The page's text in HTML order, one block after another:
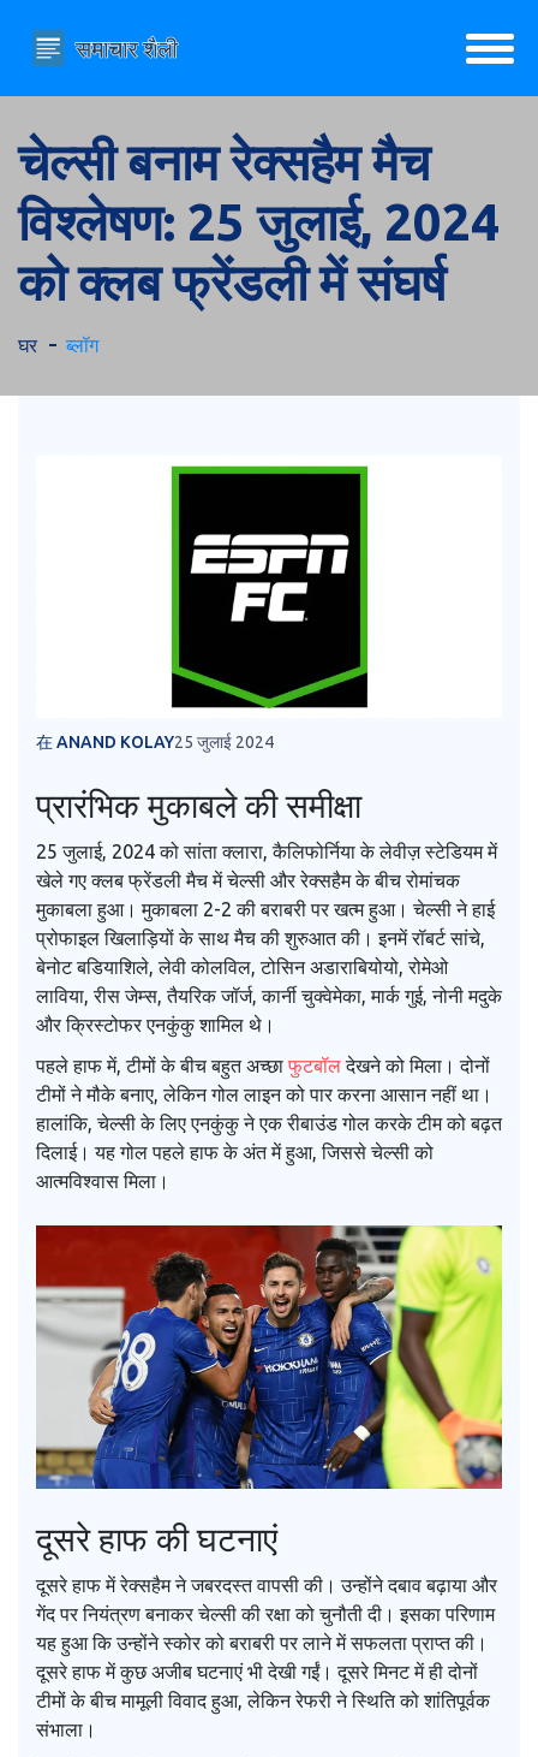
चेल्सी बनाम रेक्सहैम मैच
विश्लेषण: 25 जुलाई, 2024
को क्लब फ्रेंडली में संघर्ष
घर ब्लॉग
在 ANAND KOLAY25 जुलाई 2024
प्रारंभिक मुकाबले की समीक्षा
25 जुलाई, 2024 को सांता क्लारा, कैलिफोर्निया के लेवीज़ स्टेडियम में
खेले गए क्लब फ्रेंडली मैच में चेल्सी और रेक्सहैम के बीच रोमांचक
मुकाबला हुआ। मुकाबला 2-2 की बराबरी पर खत्म हुआ। चेल्सी ने हाई
प्रोफाइल खिलाड़ियों के साथ मैच की शुरुआत की। इनमें रॉबर्ट सांचे,
बेनोट बडियाशिले, लेवी कोलविल, टोसिन अडाराबियोयो, रोमेओ
लाविया, रीस जेम्स, तैयरिक जॉर्ज, कार्नी चुक्वेमेका, मार्क गुई, नोनी मदुके
और क्रिस्टोफर एनकुंकु शामिल थे।
पहले हाफ में, टीमों के बीच बहुत अच्छा फुटबॉलदेखने को मिला। दोनों
टीमों ने मौके बनाए, लेकिन गोल लाइन को पार करना आसान नहीं था।
हालांकि, चेल्सी के लिए एनकुंकु ने एक रीबाउंड गोल करके टीम को बढ़त
दिलाई। यह गोल पहले हाफ के अंत में हुआ, जिससे चेल्सी को
आत्मविश्वास मिला।
दूसरे हाफ की घटनाएं
दूसरे हाफ में रेक्सहैम ने जबरदस्त वापसी की। उन्होंने दबाव बढ़ाया और
गेंद पर नियंत्रण बनाकर चेल्सी की रक्षा को चुनौती दी। इसका परिणाम
यह हुआ कि उन्होंने स्कोर को बराबरी पर लाने में सफलता प्राप्त की।
दूसरे हाफ में कुछ अजीब घटनाएं भी देखी गईं। दूसरे मिनट में ही दोनों
टीमों के बीच मामूली विवाद हुआ, लेकिन रेफरी ने स्थिति को शांतिपूर्वक
संभाला।